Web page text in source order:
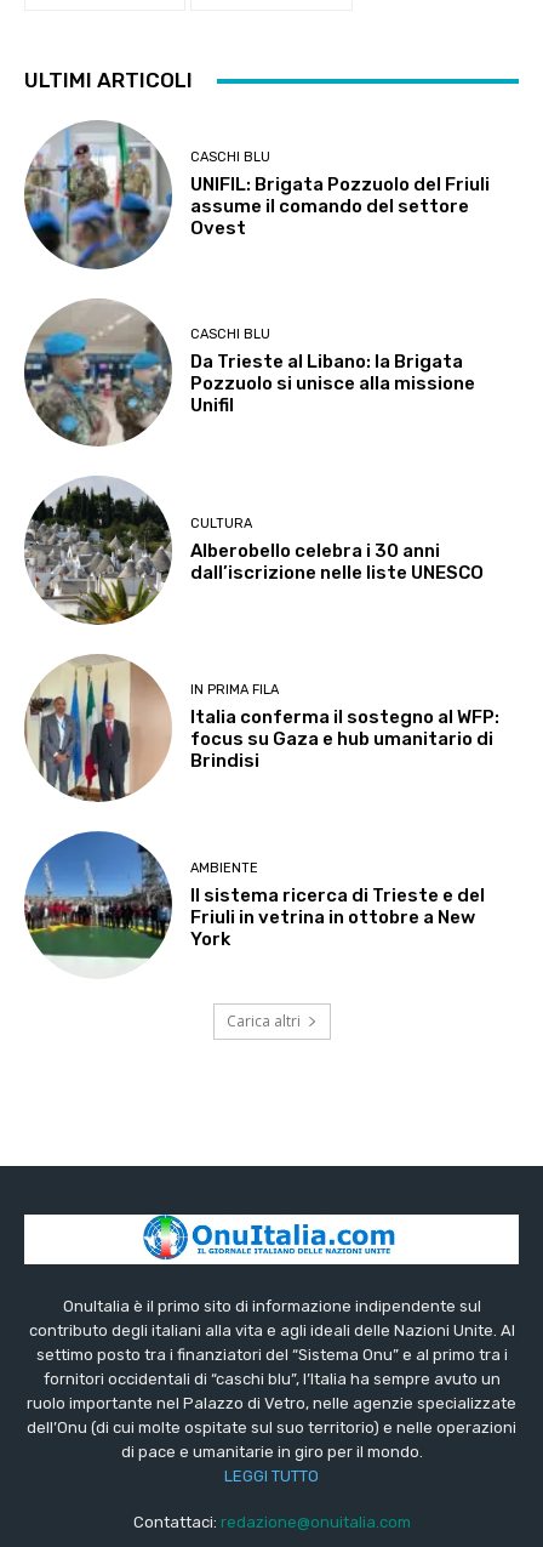
ULTIMI ARTICOLI
CASCHI BLU
UNIFIL: Brigata Pozzuolo del Friuli
assume il comando del settore
Ovest
CASCHI BLU
Da Trieste al Libano: la Brigata
Pozzuolo si unisce alla missione
Unifil
CULTURA
Alberobello celebra i 30 anni
dall’iscrizione nelle liste UNESCO
IN PRIMA FILA
Italia conferma il sostegno al WFP:
focus su Gaza e hub umanitario di
Brindisi
AMBIENTE
Il sistema ricerca di Trieste e del
Friuli in vetrina in ottobre a New
York
Carica altri
OnuItalia è il primo sito di informazione indipendente sul
contributo degli italiani alla vita e agli ideali delle Nazioni Unite. Al
settimo posto tra i finanziatori del “Sistema Onu” e al primo tra i
fornitori occidentali di “caschi blu”, l’Italia ha sempre avuto un
ruolo importante nel Palazzo di Vetro, nelle agenzie specializzate
dell’Onu (di cui molte ospitate sul suo territorio) e nelle operazioni
di pace e umanitarie in giro per il mondo.
LEGGI TUTTO
Contattaci: redazione@onuitalia.com